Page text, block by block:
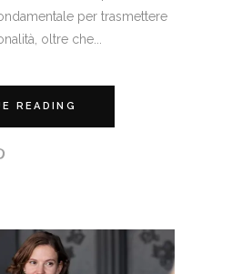
per trasmettere
oltre che...
READING